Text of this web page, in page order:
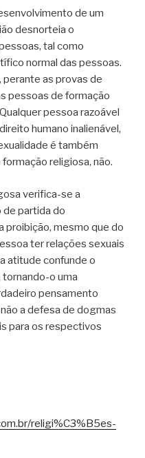
de um
desnorteia o
tal como
normal das pessoas.
perante as provas de
pessoas de formação
pessoa razoável
humano inalienável,
é também
religiosa, não.
verifica-se a
de partida do
proibição, mesmo que do
ter relações sexuais
atitude confunde o
o uma
pensamento
a defesa de dogmas
para os respectivos
religi%C3%B5es-